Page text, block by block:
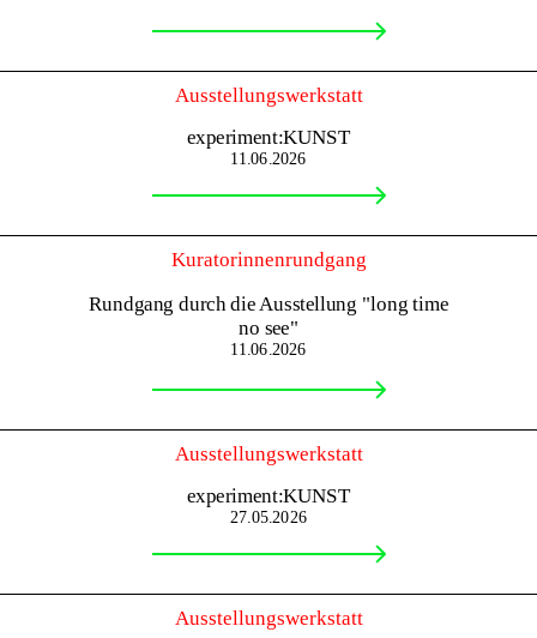
Ausstellungswerkstatt
experiment:KUNST
11.06.2026
Kuratorinnenrundgang
Rundgang durch die Ausstellung "long time
no see"
11.06.2026
Ausstellungswerkstatt
experiment:KUNST
27.05.2026
Ausstellungswerkstatt